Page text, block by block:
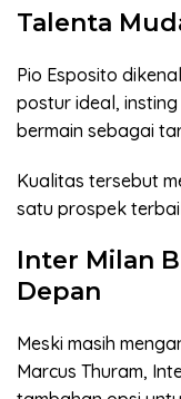
Talenta
Pio Esposito
postur ideal,
bermain sebagai
Kualitas tersebut
satu prospek
Inter Milan
Depan
Meski masih
Marcus Thuram,